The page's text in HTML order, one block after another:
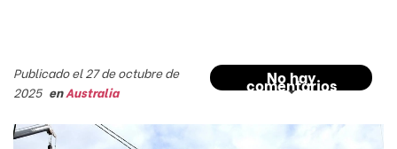
No hay
comentarios
Publicado el 27 de octubre de
2025 enAustralia